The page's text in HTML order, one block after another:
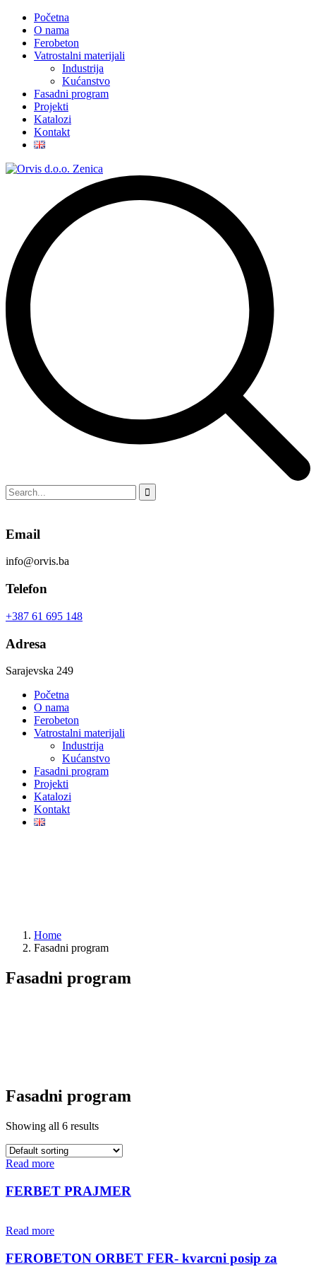
Početna
O nama
Ferobeton
Vatrostalni materijali
Industrija
Kućanstvo
Fasadni program
Projekti
Katalozi
Kontakt
Email
info@orvis.ba
Telefon
+387 61 695 148
Adresa
Sarajevska 249
Početna
O nama
Ferobeton
Vatrostalni materijali
Industrija
Kućanstvo
Fasadni program
Projekti
Katalozi
Kontakt
Home
Fasadni program
Fasadni program
Fasadni program
Showing all 6 results
Read more
FERBET PRAJMER
Read more
FEROBETON ORBET FER- kvarcni posip za